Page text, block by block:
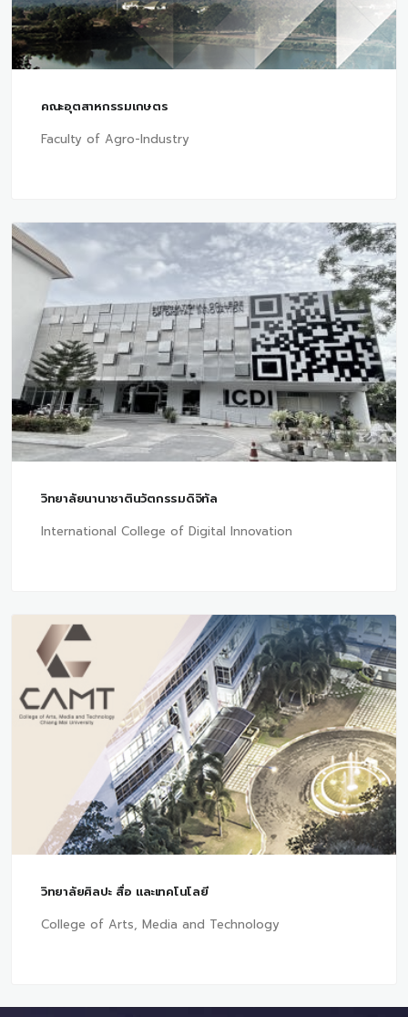
คณะอุตสาหกรรมเกษตร
Faculty of Agro-Industry
วิทยาลัยนานาชาตินวัตกรรมดิจิทัล
International College of Digital Innovation
วิทยาลัยศิลปะ สื่อ และเทคโนโลยี
College of Arts, Media and Technology